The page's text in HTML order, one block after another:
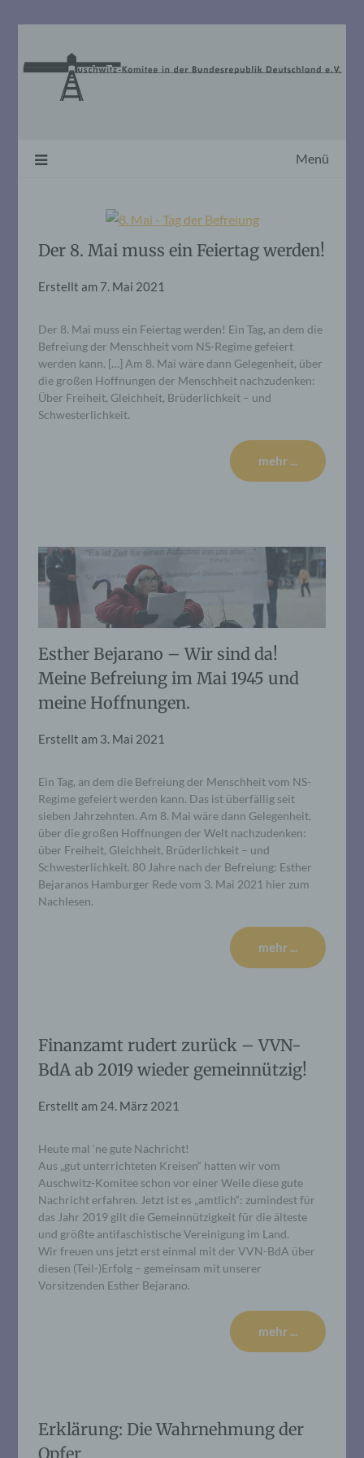
Menü
Der 8. Mai muss ein Feiertag werden!
Erstellt am 7. Mai 2021
Der 8. Mai muss ein Feiertag werden! Ein Tag, an dem die
Befreiung der Menschheit vom NS-Regime gefeiert
werden kann. […] Am 8. Mai wäre dann Gelegenheit, über
die großen Hoffnungen der Menschheit nachzudenken:
Über Freiheit, Gleichheit, Brüderlichkeit – und
Schwesterlichkeit.
mehr ...
Esther Bejarano – Wir sind da!
Meine Befreiung im Mai 1945 und
meine Hoffnungen.
Erstellt am 3. Mai 2021
Ein Tag, an dem die Befreiung der Menschheit vom NS-
Regime gefeiert werden kann. Das ist überfällig seit
sieben Jahrzehnten. Am 8. Mai wäre dann Gelegenheit,
über die großen Hoffnungen der Welt nachzudenken:
über Freiheit, Gleichheit, Brüderlichkeit – und
Schwesterlichkeit. 80 Jahre nach der Befreiung: Esther
Bejaranos Hamburger Rede vom 3. Mai 2021 hier zum
Nachlesen.
mehr ...
Finanzamt rudert zurück – VVN-
BdA ab 2019 wieder gemeinnützig!
Erstellt am 24. März 2021
Heute mal ‘ne gute Nachricht!
Aus „gut unterrichteten Kreisen“ hatten wir vom
Auschwitz-Komitee schon vor einer Weile diese gute
Nachricht erfahren. Jetzt ist es „amtlich“: zumindest für
das Jahr 2019 gilt die Gemeinnützigkeit für die älteste
und größte antifaschistische Vereinigung im Land.
Wir freuen uns jetzt erst einmal mit der VVN-BdA über
diesen (Teil-)Erfolg – gemeinsam mit unserer
Vorsitzenden Esther Bejarano.
mehr ...
Erklärung: Die Wahrnehmung der
Opfer